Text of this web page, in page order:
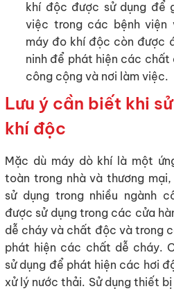
khí độc được sử dụng để
việc trong các bệnh viện
máy đo khí độc còn được
ninh để phát hiện các chất
công cộng và nơi làm việc.
Lưu ý cần biết khi
khí độc
Mặc dù máy dò khí là một
toàn trong nhà và thương
sử dụng trong nhiều ngành
được sử dụng trong các cửa
dễ cháy và chất độc và trong
phát hiện các chất dễ cháy.
sử dụng để phát hiện các hơi
xử lý nước thải. Sử dụng thiết